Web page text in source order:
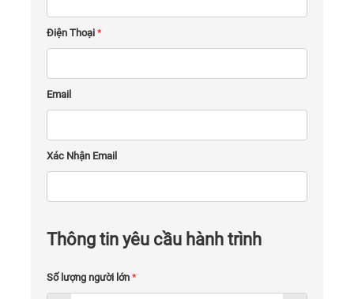
Điện Thoại *
Email
Xác Nhận Email
Thông tin yêu cầu hành trình
Số lượng người lớn *